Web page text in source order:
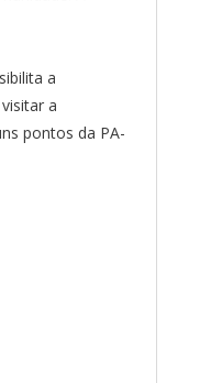
a
a
pontos da PA-